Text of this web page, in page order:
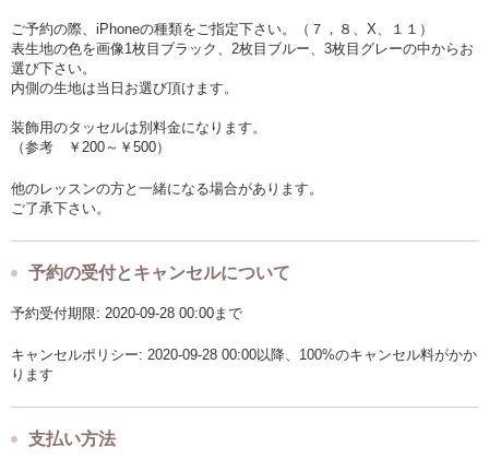
ご予約の際、iPhoneの種類をご指定下さい。（７，８、X、１１）
表生地の色を画像1枚目ブラック、2枚目ブルー、3枚目グレーの中からお
選び下さい。
内側の生地は当日お選び頂けます。
装飾用のタッセルは別料金になります。
（参考 ￥200～￥500）
他のレッスンの方と一緒になる場合があります。
ご了承下さい。
予約の受付とキャンセルについて
予約受付期限: 2020-09-28 00:00まで
キャンセルポリシー: 2020-09-28 00:00以降、100%のキャンセル料がかか
ります
支払い方法